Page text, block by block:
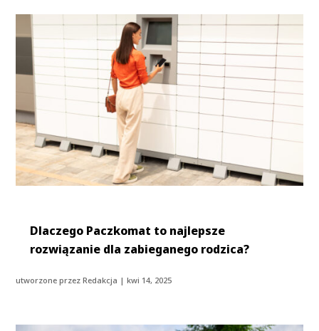
Dlaczego Paczkomat to najlepsze
rozwiązanie dla zabieganego rodzica?
utworzone przezRedakcja |kwi 14, 2025